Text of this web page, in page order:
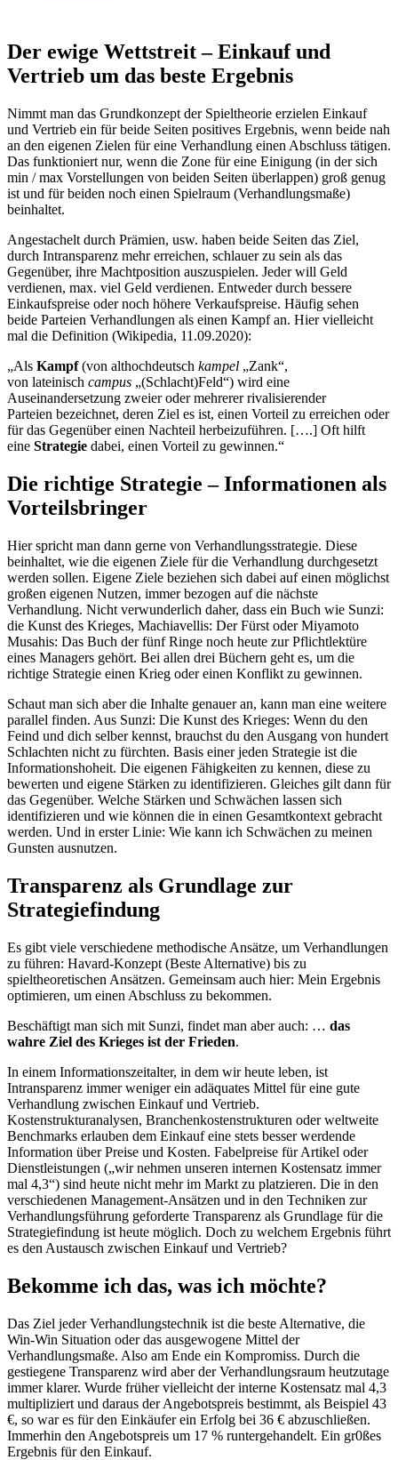
Der ewige Wettstreit – Einkauf und
Vertrieb um das beste Ergebnis
Nimmt man das Grundkonzept der Spieltheorie erzielen Einkauf
und Vertrieb ein für beide Seiten positives Ergebnis, wenn beide nah
an den eigenen Zielen für eine Verhandlung einen Abschluss tätigen.
Das funktioniert nur, wenn die Zone für eine Einigung (in der sich
min / max Vorstellungen von beiden Seiten überlappen) groß genug
ist und für beiden noch einen Spielraum (Verhandlungsmaße)
beinhaltet.
Angestachelt durch Prämien, usw. haben beide Seiten das Ziel,
durch Intransparenz mehr erreichen, schlauer zu sein als das
Gegenüber, ihre Machtposition auszuspielen. Jeder will Geld
verdienen, max. viel Geld verdienen. Entweder durch bessere
Einkaufspreise oder noch höhere Verkaufspreise. Häufig sehen
beide Parteien Verhandlungen als einen Kampf an. Hier vielleicht
mal die Definition (Wikipedia, 11.09.2020):
„Als Kampf(von althochdeutsch kampel „Zank“,
von lateinisch campus „(Schlacht)Feld“) wird eine
Auseinandersetzung zweier oder mehrerer rivalisierender
Parteien bezeichnet, deren Ziel es ist, einen Vorteil zu erreichen oder
für das Gegenüber einen Nachteil herbeizuführen. [….] Oft hilft
eine Strategie dabei, einen Vorteil zu gewinnen.“
Die richtige Strategie – Informationen als
Vorteilsbringer
Hier spricht man dann gerne von Verhandlungsstrategie. Diese
beinhaltet, wie die eigenen Ziele für die Verhandlung durchgesetzt
werden sollen. Eigene Ziele beziehen sich dabei auf einen möglichst
großen eigenen Nutzen, immer bezogen auf die nächste
Verhandlung. Nicht verwunderlich daher, dass ein Buch wie Sunzi:
die Kunst des Krieges, Machiavellis: Der Fürst oder Miyamoto
Musahis: Das Buch der fünf Ringe noch heute zur Pflichtlektüre
eines Managers gehört. Bei allen drei Büchern geht es, um die
richtige Strategie einen Krieg oder einen Konflikt zu gewinnen.
Schaut man sich aber die Inhalte genauer an, kann man eine weitere
parallel finden. Aus Sunzi: Die Kunst des Krieges: Wenn du den
Feind und dich selber kennst, brauchst du den Ausgang von hundert
Schlachten nicht zu fürchten. Basis einer jeden Strategie ist die
Informationshoheit. Die eigenen Fähigkeiten zu kennen, diese zu
bewerten und eigene Stärken zu identifizieren. Gleiches gilt dann für
das Gegenüber. Welche Stärken und Schwächen lassen sich
identifizieren und wie können die in einen Gesamtkontext gebracht
werden. Und in erster Linie: Wie kann ich Schwächen zu meinen
Gunsten ausnutzen.
Transparenz als Grundlage zur
Strategiefindung
Es gibt viele verschiedene methodische Ansätze, um Verhandlungen
zu führen: Havard-Konzept (Beste Alternative) bis zu
spieltheoretischen Ansätzen. Gemeinsam auch hier: Mein Ergebnis
optimieren, um einen Abschluss zu bekommen.
Beschäftigt man sich mit Sunzi, findet man aber auch: … das
wahre Ziel des Krieges ist der Frieden.
In einem Informationszeitalter, in dem wir heute leben, ist
Intransparenz immer weniger ein adäquates Mittel für eine gute
Verhandlung zwischen Einkauf und Vertrieb.
Kostenstrukturanalysen, Branchenkostenstrukturen oder weltweite
Benchmarks erlauben dem Einkauf eine stets besser werdende
Information über Preise und Kosten. Fabelpreise für Artikel oder
Dienstleistungen („wir nehmen unseren internen Kostensatz immer
mal 4,3“) sind heute nicht mehr im Markt zu platzieren. Die in den
verschiedenen Management-Ansätzen und in den Techniken zur
Verhandlungsführung geforderte Transparenz als Grundlage für die
Strategiefindung ist heute möglich. Doch zu welchem Ergebnis führt
es den Austausch zwischen Einkauf und Vertrieb?
Bekomme ich das, was ich möchte?
Das Ziel jeder Verhandlungstechnik ist die beste Alternative, die
Win-Win Situation oder das ausgewogene Mittel der
Verhandlungsmaße. Also am Ende ein Kompromiss. Durch die
gestiegene Transparenz wird aber der Verhandlungsraum heutzutage
immer klarer. Wurde früher vielleicht der interne Kostensatz mal 4,3
multipliziert und daraus der Angebotspreis bestimmt, als Beispiel 43
€, so war es für den Einkäufer ein Erfolg bei 36 € abzuschließen.
Immerhin den Angebotspreis um 17 % runtergehandelt. Ein gr0ßes
Ergebnis für den Einkauf.